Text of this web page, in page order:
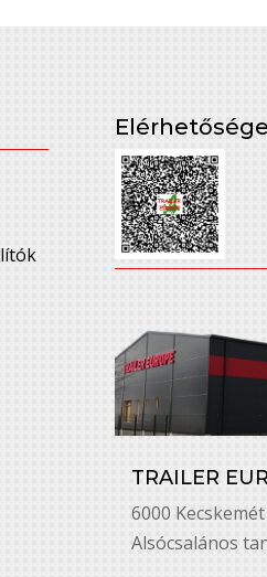
TRAILER
6000 Kecskemét
Alsó￳csalános